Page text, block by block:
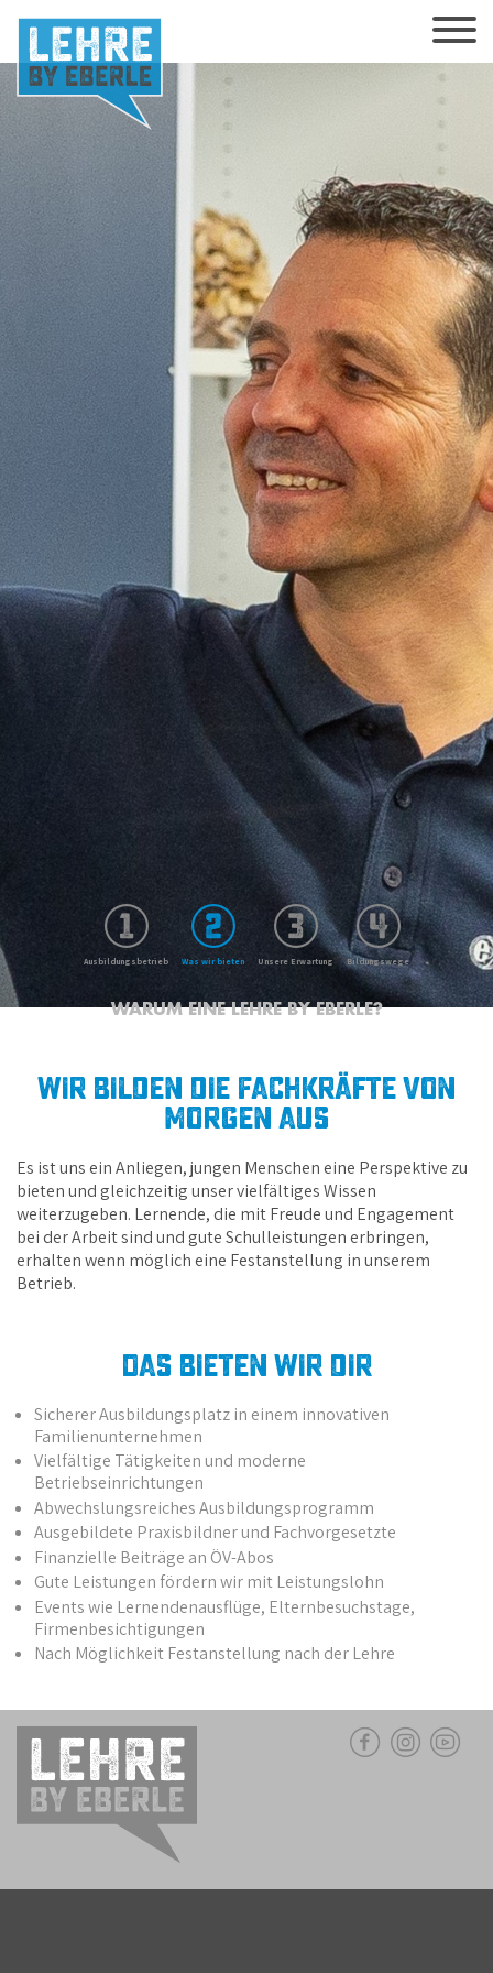
Ausbildungsbetrieb Was wir bieten Unsere Erwartung Bildungswege
WARUM EINE LEHRE BY EBERLE?
wir bilden die Fachkräfte von
Morgen aus
Es ist uns ein Anliegen, jungen Menschen eine Perspektive zu
bieten und gleichzeitig unser vielfältiges Wissen
weiterzugeben. Lernende, die mit Freude und Engagement
bei der Arbeit sind und gute Schulleistungen erbringen,
erhalten wenn möglich eine Festanstellung in unserem
Betrieb.
Das bieten wir dir
Sicherer Ausbildungsplatz in einem innovativen
Familienunternehmen
Vielfältige Tätigkeiten und moderne
Betriebseinrichtungen
Abwechslungsreiches Ausbildungsprogramm
Ausgebildete Praxisbildner und Fachvorgesetzte
Finanzielle Beiträge an ÖV-Abos
Gute Leistungen fördern wir mit Leistungslohn
Events wie Lernendenausflüge, Elternbesuchstage,
Firmenbesichtigungen
Nach Möglichkeit Festanstellung nach der Lehre